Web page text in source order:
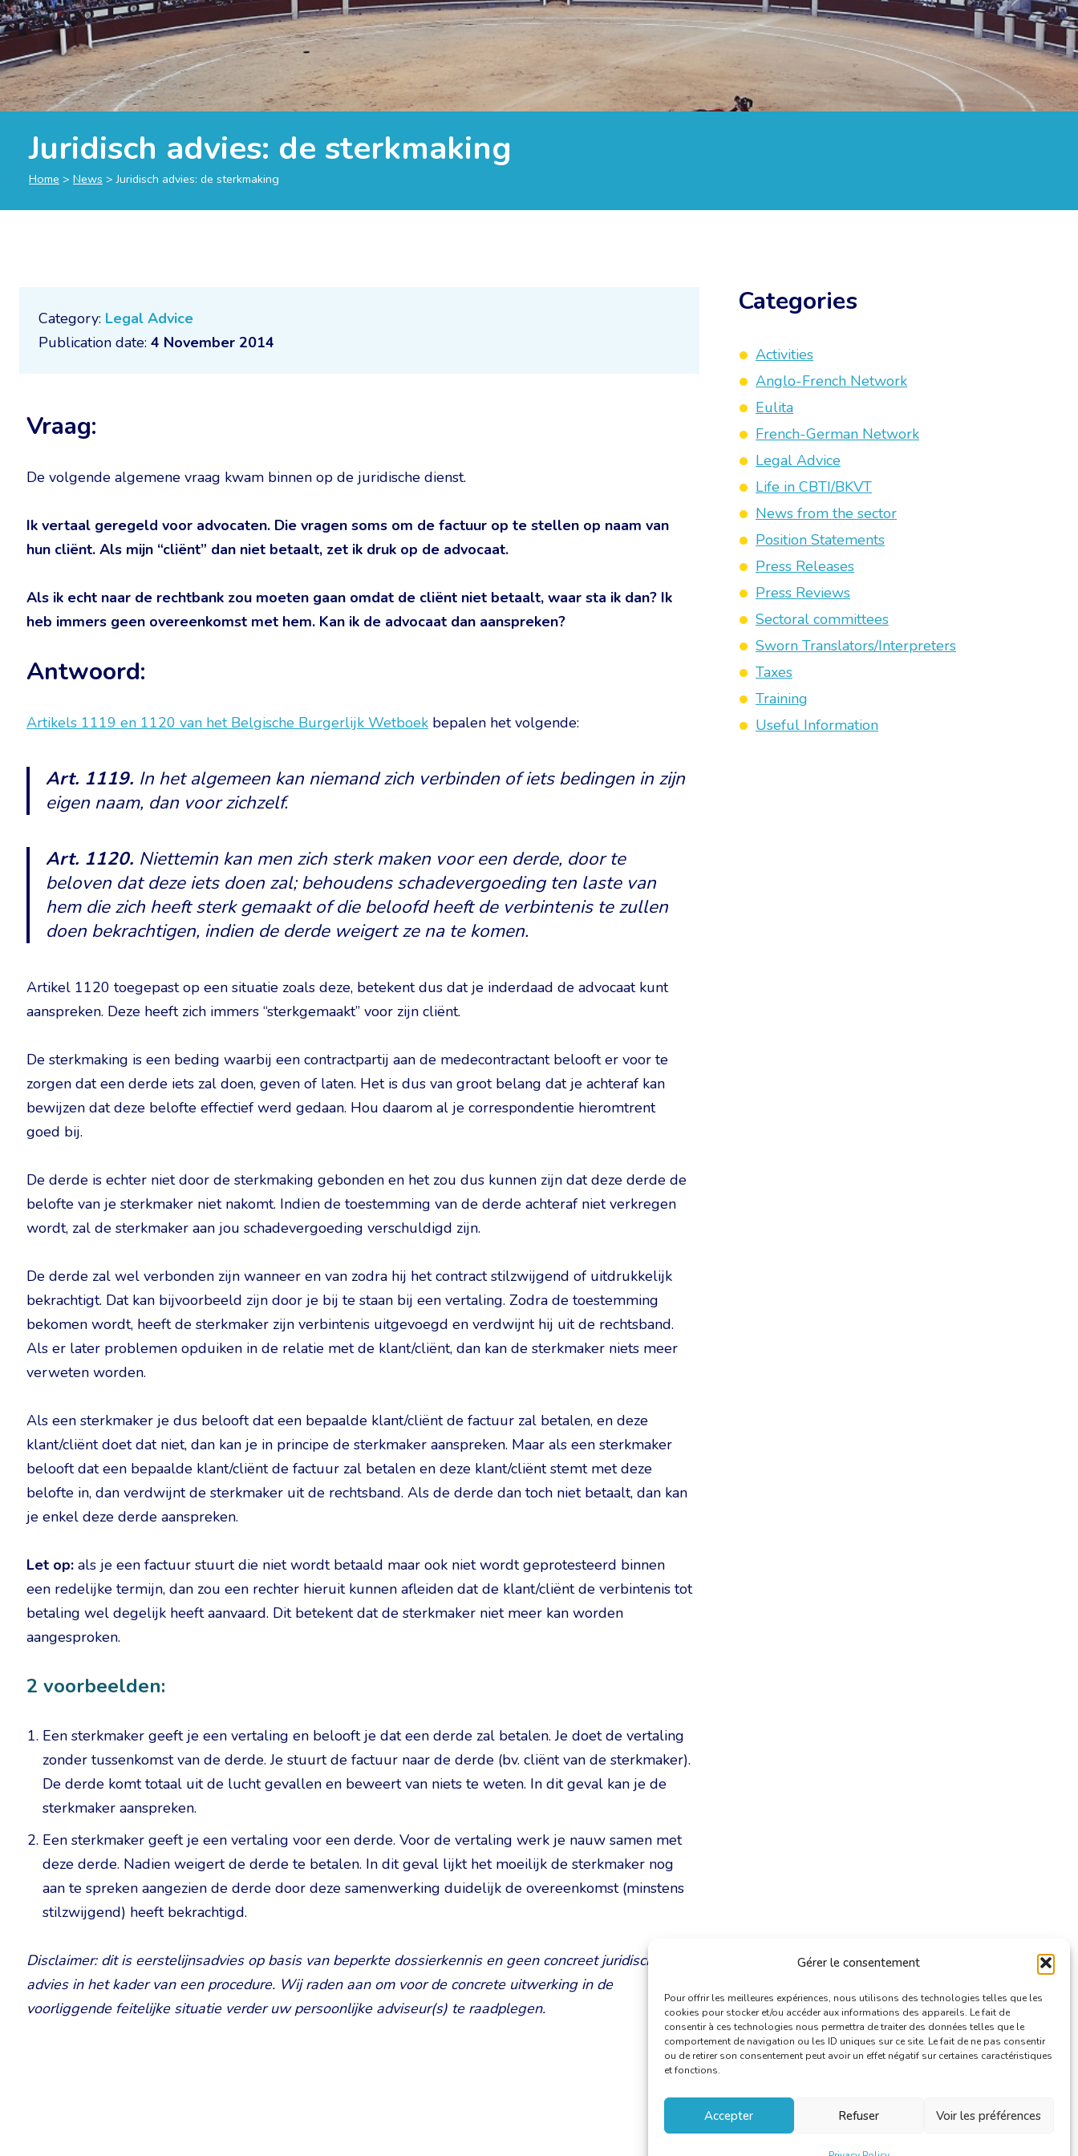
Gérer le consentement
Pour offrir les meilleures expériences, nous utilisons des technologies telles que les
cookies pour stocker et/ou accéder aux informations des appareils. Le fait de
consentir à ces technologies nous permettra de traiter des données telles que le
comportement de navigation ou les ID uniques sur ce site. Le fait de ne pas consentir
ou de retirer son consentement peut avoir un effet négatif sur certaines caractéristiques
et fonctions.
Accepter Refuser Voir les préférences
Juridisch advies: de sterkmaking
Home > News >Juridisch advies: de sterkmaking
Category: Legal Advice
Publication date: 4 November 2014
Vraag:
De volgende algemene vraag kwam binnen op de juridische dienst.
Ik vertaal geregeld voor advocaten. Die vragen soms om de factuur op te stellen op naam van
hun cliënt. Als mijn “cliënt” dan niet betaalt, zet ik druk op de advocaat.
Als ik echt naar de rechtbank zou moeten gaan omdat de cliënt niet betaalt, waar sta ik dan? Ik
heb immers geen overeenkomst met hem. Kan ik de advocaat dan aanspreken?
Antwoord:
Artikels 1119 en 1120 van het Belgische Burgerlijk Wetboek bepalen het volgende:
Art. 1119. In het algemeen kan niemand zich verbinden of iets bedingen in zijn
eigen naam, dan voor zichzelf.
Art. 1120. Niettemin kan men zich sterk maken voor een derde, door te
beloven dat deze iets doen zal; behoudens schadevergoeding ten laste van
hem die zich heeft sterk gemaakt of die beloofd heeft de verbintenis te zullen
doen bekrachtigen, indien de derde weigert ze na te komen.
Artikel 1120 toegepast op een situatie zoals deze, betekent dus dat je inderdaad de advocaat kunt
aanspreken. Deze heeft zich immers “sterkgemaakt” voor zijn cliënt.
De sterkmaking is een beding waarbij een contractpartij aan de medecontractant belooft er voor te
zorgen dat een derde iets zal doen, geven of laten. Het is dus van groot belang dat je achteraf kan
bewijzen dat deze belofte effectief werd gedaan. Hou daarom al je correspondentie hieromtrent
goed bij.
De derde is echter niet door de sterkmaking gebonden en het zou dus kunnen zijn dat deze derde de
belofte van je sterkmaker niet nakomt. Indien de toestemming van de derde achteraf niet verkregen
wordt, zal de sterkmaker aan jou schadevergoeding verschuldigd zijn.
De derde zal wel verbonden zijn wanneer en van zodra hij het contract stilzwijgend of uitdrukkelijk
bekrachtigt. Dat kan bijvoorbeeld zijn door je bij te staan bij een vertaling. Zodra de toestemming
bekomen wordt, heeft de sterkmaker zijn verbintenis uitgevoegd en verdwijnt hij uit de rechtsband.
Als er later problemen opduiken in de relatie met de klant/cliënt, dan kan de sterkmaker niets meer
verweten worden.
Als een sterkmaker je dus belooft dat een bepaalde klant/cliënt de factuur zal betalen, en deze
klant/cliënt doet dat niet, dan kan je in principe de sterkmaker aanspreken. Maar als een sterkmaker
belooft dat een bepaalde klant/cliënt de factuur zal betalen en deze klant/cliënt stemt met deze
belofte in, dan verdwijnt de sterkmaker uit de rechtsband. Als de derde dan toch niet betaalt, dan kan
je enkel deze derde aanspreken.
Let op: als je een factuur stuurt die niet wordt betaald maar ook niet wordt geprotesteerd binnen
een redelijke termijn, dan zou een rechter hieruit kunnen afleiden dat de klant/cliënt de verbintenis tot
betaling wel degelijk heeft aanvaard. Dit betekent dat de sterkmaker niet meer kan worden
aangesproken.
2 voorbeelden:
Een sterkmaker geeft je een vertaling en belooft je dat een derde zal betalen. Je doet de vertaling
zonder tussenkomst van de derde. Je stuurt de factuur naar de derde (bv. cliënt van de sterkmaker).
De derde komt totaal uit de lucht gevallen en beweert van niets te weten. In dit geval kan je de
sterkmaker aanspreken.
Een sterkmaker geeft je een vertaling voor een derde. Voor de vertaling werk je nauw samen met
deze derde. Nadien weigert de derde te betalen. In dit geval lijkt het moeilijk de sterkmaker nog
aan te spreken aangezien de derde door deze samenwerking duidelijk de overeenkomst (minstens
stilzwijgend) heeft bekrachtigd.
Disclaimer: dit is eerstelijnsadvies op basis van beperkte dossierkennis en geen concreet juridisch
advies in het kader van een procedure. Wij raden aan om voor de concrete uitwerking in de
voorliggende feitelijke situatie verder uw persoonlijke adviseur(s) te raadplegen.
Categories
Activities
Anglo-French Network
Eulita
French-German Network
Legal Advice
Life in CBTI/BKVT
News from the sector
Position Statements
Press Releases
Press Reviews
Sectoral committees
Sworn Translators/Interpreters
Taxes
Training
Useful Information